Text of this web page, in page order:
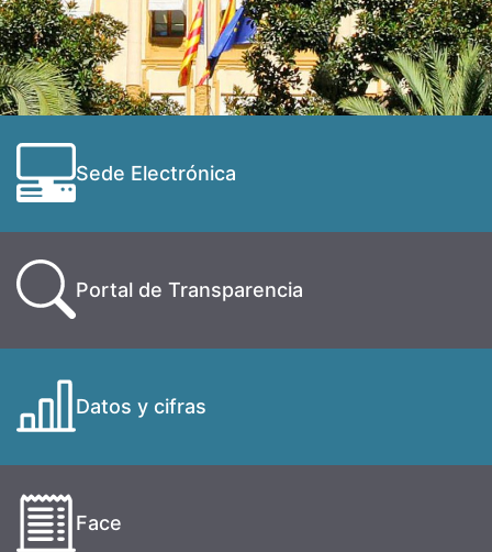
Sede Electrónica
Portal de Transparencia
Datos y cifras
Face